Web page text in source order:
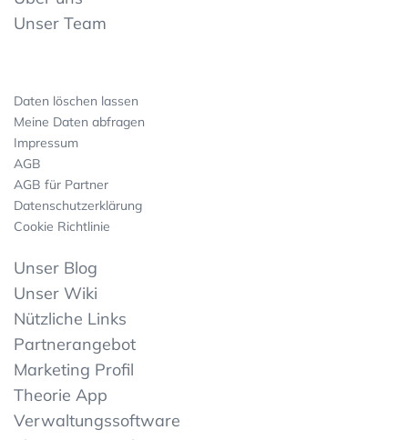
Unser Team
Daten löschen lassen
Meine Daten abfragen
Impressum
AGB
AGB für Partner
Datenschutzerklärung
Cookie Richtlinie
Unser Blog
Unser Wiki
Nützliche Links
Partnerangebot
Marketing Profil
Theorie App
Verwaltungssoftware